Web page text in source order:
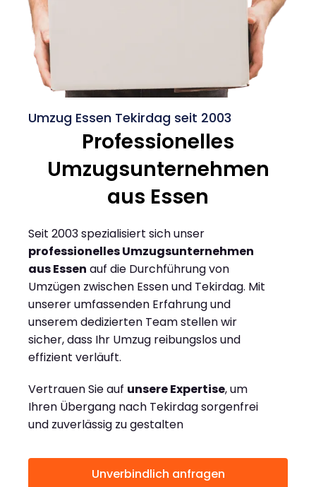
Umzug Essen Tekirdag seit 2003
Professionelles
Umzugsunternehmen
aus Essen
Seit 2003 spezialisiert sich unser
professionelles Umzugsunternehmen
aus Essen auf die Durchführung von
Umzügen zwischen Essen und Tekirdag. Mit
unserer umfassenden Erfahrung und
unserem dedizierten Team stellen wir
sicher, dass Ihr Umzug reibungslos und
effizient verläuft.
Vertrauen Sie auf unsere Expertise, um
Ihren Übergang nach Tekirdag sorgenfrei
und zuverlässig zu gestalten
Unverbindlich anfragen